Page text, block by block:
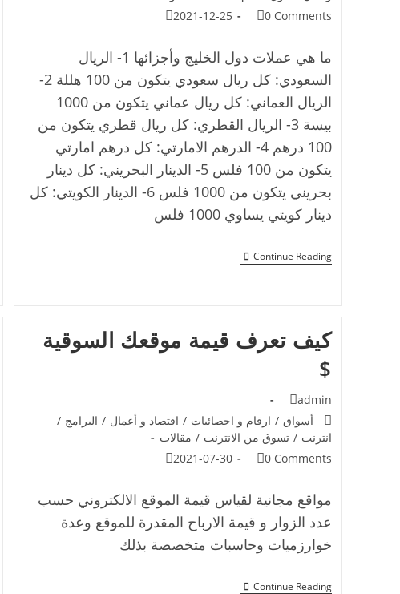
0 Comments
2021-12-25
ما هي عملات دول الخليج وأجزائها 1- الريال
السعودي: كل ريال سعودي يتكون من 100 هللة 2-
الريال العماني: كل ريال عماني يتكون من 1000
بيسة 3- الريال القطري: كل ريال قطري يتكون من
100 درهم 4- الدرهم الامارتي: كل درهم امارتي
يتكون من 100 فلس 5- الدينار البحريني: كل دينار
بحريني يتكون من 1000 فلس 6- الدينار الكويتي: كل
دينار كويتي يساوي 1000 فلس
Continue Reading
كيف تعرف قيمة موقعك السوقية
$
admin
أسواق / ارقام و احصائيات / اقتصاد و أعمال / البرامج /
انترنت / تسوق من الانترنت / مقالات
0 Comments
2021-07-30
مواقع مجانية لقياس قيمة الموقع الالكتروني حسب
عدد الزوار و قيمة الارباح المقدرة للموقع وعدة
خوارزميات وحاسبات متخصصة بذلك
Continue Reading